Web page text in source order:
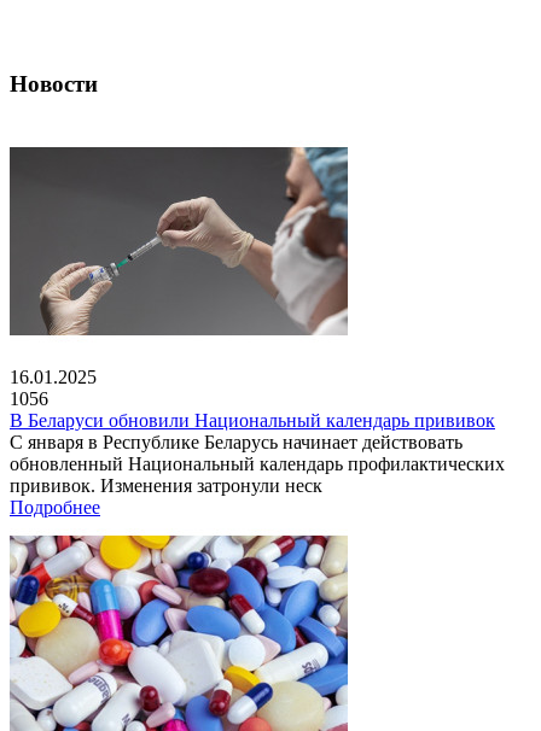
Новости
16.01.2025
1056
В Беларуси обновили Национальный календарь прививок
С января в Республике Беларусь начинает действовать
обновленный Национальный календарь профилактических
прививок. Изменения затронули неск
Подробнее